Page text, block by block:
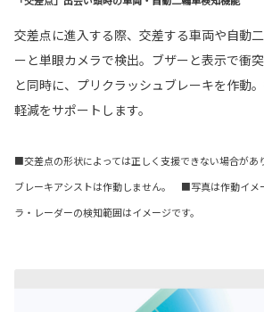
交差点に進入する際、交差する車両や自動
ーと単眼カメラで検出。ブザーと表示で衝
と同時に、プリクラッシュブレーキを作動
軽減をサポートします。
■交差点の形状によっては正しく支援できない場合が
ブレーキアシストは作動しません。 ■写真は作動イ
ラ・レーダーの検知範囲はイメージです。